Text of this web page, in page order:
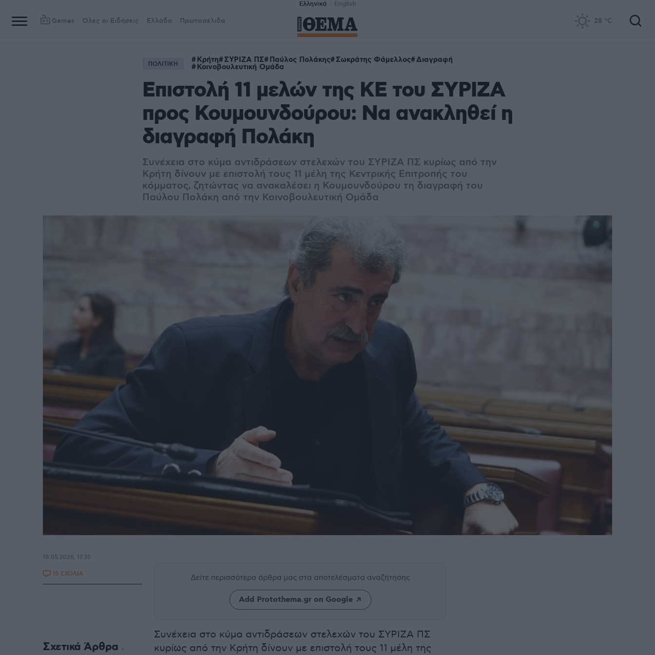
Ελληνικά English
Games Όλες οι Ειδήσεις Ελλάδα Πρωτοσέλιδα 28 °C
ΠΟΛΙΤΙΚΗ Κρήτη ΣΥΡΙΖΑ ΠΣ Παύλος Πολάκης Σωκράτης Φάμελλος Διαγραφή
Κοινοβουλευτική Ομάδα
Επιστολή 11 μελών της ΚΕ του ΣΥΡΙΖΑ
προς Κουμουνδούρου: Να ανακληθεί η
διαγραφή Πολάκη
Συνέχεια στο κύμα αντιδράσεων στελεχών του ΣΥΡΙΖΑ ΠΣ κυρίως από την
Κρήτη δίνουν με επιστολή τους 11 μέλη της Κεντρικής Επιτροπής του
κόμματος, ζητώντας να ανακαλέσει η Κουμουνδούρου τη διαγραφή του
Παύλου Πολάκη από την Κοινοβουλευτική Ομάδα
Δείτε περισσότερα άρθρα μας στα αποτελέσματα αναζήτησης
Add Protothema.gr on Google
Συνέχεια στο κύμα αντιδράσεων στελεχών του ΣΥΡΙΖΑ ΠΣ
κυρίως από την Κρήτη δίνουν με επιστολή τους 11 μέλη της
18.05.2026, 17:35
15 ΣΧΟΛΙΑ
Σχετικά Άρθρα